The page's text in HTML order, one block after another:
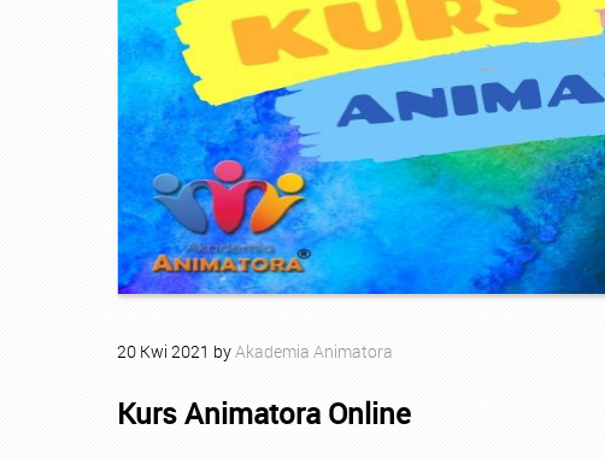
20 Kwi 2021 byAkademia Animatora
Kurs Animatora Online